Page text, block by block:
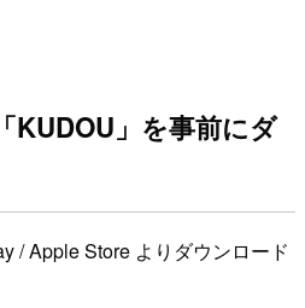
KUDOU」を事前にダ
/ Apple Store よりダウンロード